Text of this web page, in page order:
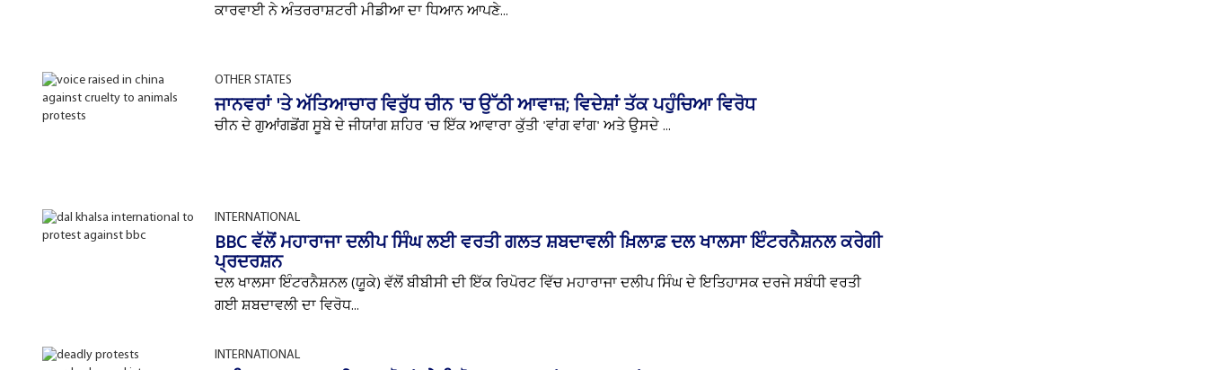
ਕਾਰਵਾਈ ਨੇ ਅੰਤਰਰਾਸ਼ਟਰੀ ਮੀਡੀਆ ਦਾ ਧਿਆਨ ਆਪਣੇ...
OTHER STATES
ਜਾਨਵਰਾਂ 'ਤੇ ਅੱਤਿਆਚਾਰ ਵਿਰੁੱਧ ਚੀਨ 'ਚ ਉੱਠੀ ਆਵਾਜ਼; ਵਿਦੇਸ਼ਾਂ ਤੱਕ ਪਹੁੰਚਿਆ ਵਿਰੋਧ
ਚੀਨ ਦੇ ਗੁਆਂਗਡੋਂਗ ਸੂਬੇ ਦੇ ਜੀਯਾਂਗ ਸ਼ਹਿਰ 'ਚ ਇੱਕ ਆਵਾਰਾ ਕੁੱਤੀ 'ਵਾਂਗ ਵਾਂਗ' ਅਤੇ ਉਸਦੇ ...
INTERNATIONAL
BBC ਵੱਲੋਂ ਮਹਾਰਾਜਾ ਦਲੀਪ ਸਿੰਘ ਲਈ ਵਰਤੀ ਗਲਤ ਸ਼ਬਦਾਵਲੀ ਖ਼ਿਲਾਫ਼ ਦਲ ਖਾਲਸਾ ਇੰਟਰਨੈਸ਼ਨਲ ਕਰੇਗੀ
ਪ੍ਰਦਰਸ਼ਨ
ਦਲ ਖਾਲਸਾ ਇੰਟਰਨੈਸ਼ਨਲ (ਯੂਕੇ) ਵੱਲੋਂ ਬੀਬੀਸੀ ਦੀ ਇੱਕ ਰਿਪੋਰਟ ਵਿੱਚ ਮਹਾਰਾਜਾ ਦਲੀਪ ਸਿੰਘ ਦੇ ਇਤਿਹਾਸਕ ਦਰਜੇ ਸਬੰਧੀ ਵਰਤੀ
ਗਈ ਸ਼ਬਦਾਵਲੀ ਦਾ ਵਿਰੋਧ...
INTERNATIONAL